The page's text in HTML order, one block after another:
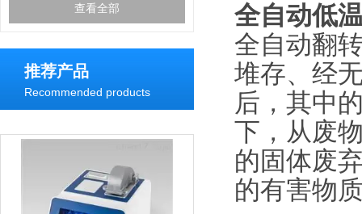
查看全部
推荐产品
Recommended products
全自动低
全自动翻
堆存、经
后，其中
下，从废
的固体废
的有害物